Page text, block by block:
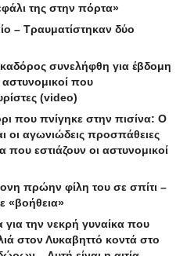
της στην πόρτα»
– Τραυματίστηκαν δύο
συνελήφθη για έβδομη
που
(video)
που πνίγηκε στην πισίνα: O
οι αγωνιώδεις προσπάθειες
που εστιάζουν οι αστυνομικοί
πρώην φίλη του σε σπίτι –
«βοήθεια»
την νεκρή γυναίκα που
στον Λυκαβηττό κοντά στο